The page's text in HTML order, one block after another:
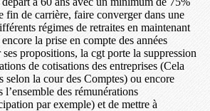
fin de carrière, faire converger dans une
régimes de retraites en maintenant
la prise en compte des années
propositions, la cgt porte la suppression
de cotisations des entreprises (Cela
selon la cour des Comptes) ou encore
l’ensemble des rémunérations
par exemple) et de mettre à